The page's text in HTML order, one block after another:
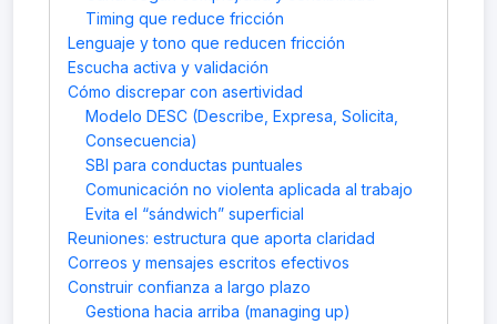
Timing que reduce fricción
Lenguaje y tono que reducen fricción
Escucha activa y validación
Cómo discrepar con asertividad
Modelo DESC (Describe, Expresa, Solicita,
Consecuencia)
SBI para conductas puntuales
Comunicación no violenta aplicada al trabajo
Evita el “sándwich” superficial
Reuniones: estructura que aporta claridad
Correos y mensajes escritos efectivos
Construir confianza a largo plazo
Gestiona hacia arriba (managing up)